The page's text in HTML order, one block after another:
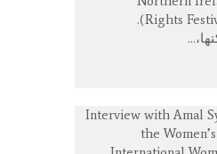
Rights Festival – NIHRF).